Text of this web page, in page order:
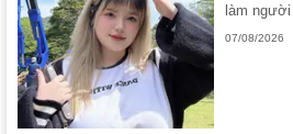
làm
07/08/2026